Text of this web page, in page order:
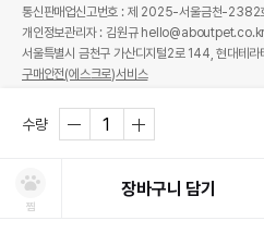
수량
찜
장바구니 담기
통신판매업신고번호 : 제 2025-서울금천-2382
개인정보관리자 : 김원규 hello@aboutpet.co.kr
서울특별시 금천구 가산디지털2로 144, 현대테
구매안전(에스크로)서비스